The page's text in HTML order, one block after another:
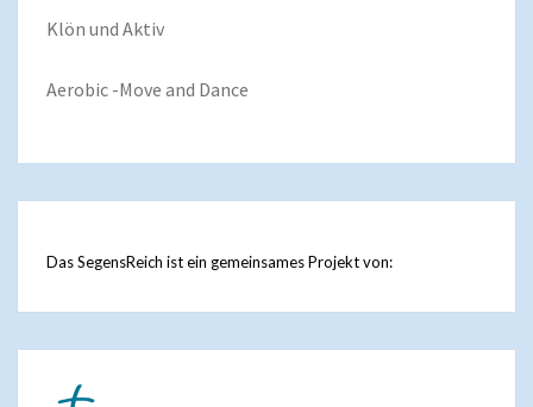
Klön und Aktiv
Aerobic -Move and Dance
Das SegensReich ist ein gemeinsames Projekt von: